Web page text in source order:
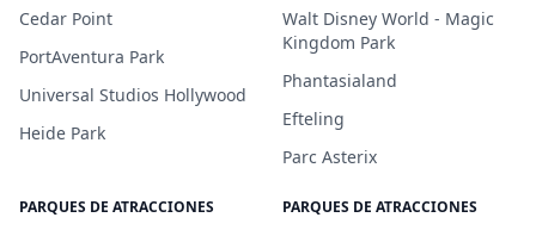
Cedar Point
PortAventura Park
Universal Studios Hollywood
Heide Park
Walt Disney World - Magic
Kingdom Park
Phantasialand
Efteling
Parc Asterix
PARQUES DE ATRACCIONES PARQUES DE ATRACCIONES